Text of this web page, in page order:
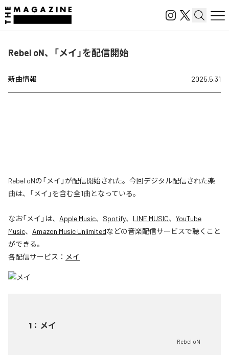
Rebel oN、「メイ」を配信開始
新曲情報 2025.5.31
Rebel oNの「メイ」が配信開始された。今回デジタル配信された楽
曲は、「メイ」を含む全1曲となっている。
なお「メイ 」は、 Apple Music、 Spotify、 LINE MUSIC、 YouTube
Music、 Amazon Music Unlimitedなどの音楽配信サービスで聴くこと
ができる。
各配信サービス： メイ
1 ： メイ
Rebel oN